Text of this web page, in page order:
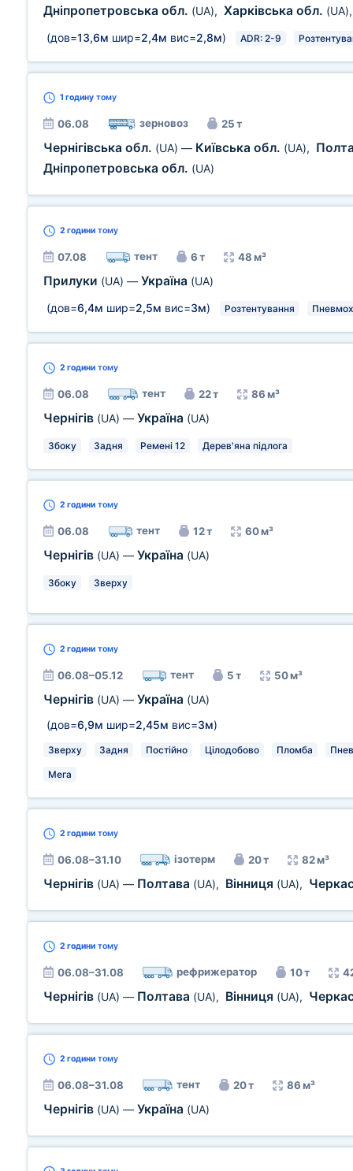
Дніпропетровська обл. (UA), Харківська обл. (UA)
(дов=13,6м шир=2,4м вис=2,8м) ADR: 2-9
1 годину тому
06.08 зерновоз 25 т
Чернігівська обл. (UA) — Київська обл. (UA),
Дніпропетровська обл. (UA)
2 години тому
07.08 тент 6 т 48 м³
Прилуки (UA) — Україна (UA)
(дов=6,4м шир=2,5м вис=3м) Розтентування
2 години тому
06.08 тент 22 т 86 м³
Чернігів (UA) — Україна (UA)
Збоку Задня Ремені 12 Дерев'яна підлога
2 години тому
06.08 тент 12 т 60 м³
Чернігів (UA) — Україна (UA)
Збоку Зверху
2 години тому
06.08–05.12 тент 5 т 50 м³
Чернігів (UA) — Україна (UA)
(дов=6,9м шир=2,45м вис=3м)
Зверху Задня Постійно Цілодобово Пломба
Мега
2 години тому
06.08–31.10 ізотерм 20 т 82 м³
Чернігів (UA) — Полтава (UA), Вінниця (UA),
2 години тому
06.08–31.08 рефрижератор 10 т
Чернігів (UA) — Полтава (UA), Вінниця (UA),
2 години тому
06.08–31.08 тент 20 т 86 м³
Чернігів (UA) — Україна (UA)